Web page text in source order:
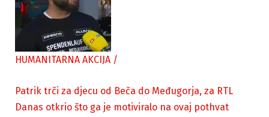
HUMANITARNA AKCIJA /
Patrik trči za djecu od Beča do Međugorja, za RTL
Danas otkrio što ga je motiviralo na ovaj pothvat